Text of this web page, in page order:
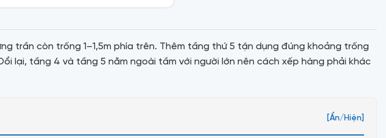
trần còn trống 1–1,5m phía trên. Thêm tầng thứ 5 tận dụng đúng khoảng trống
lại, tầng 4 và tầng 5 nằm ngoài tầm với người lớn nên cách xếp hàng phải khác
[Ẩn/Hiện]